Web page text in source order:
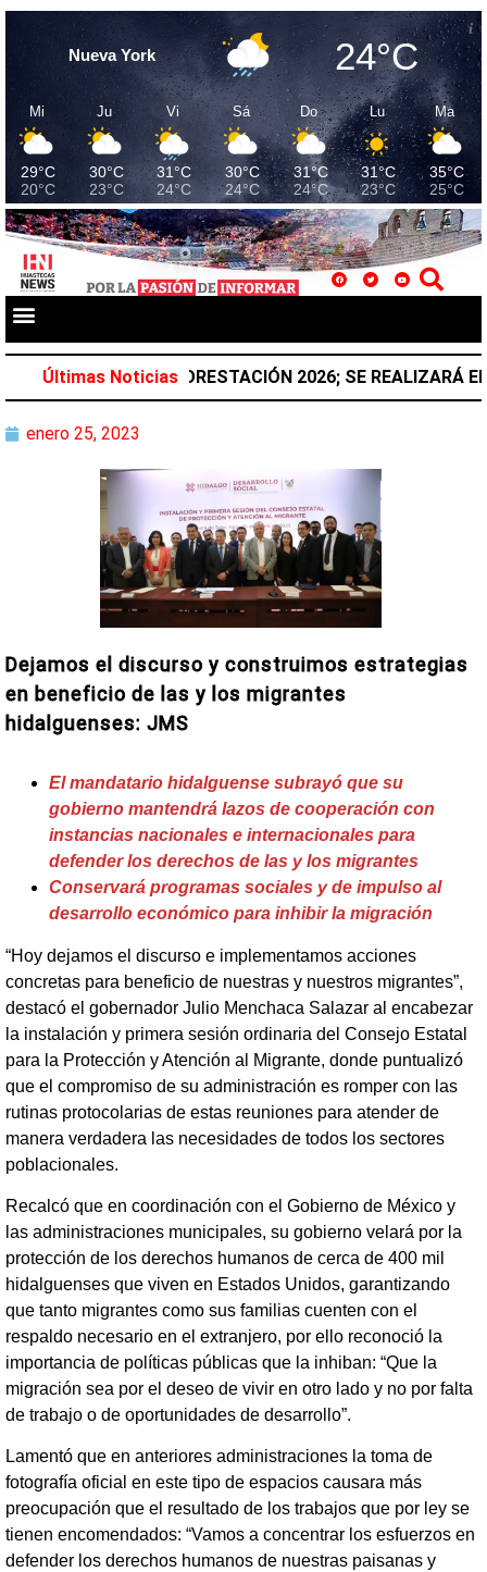
Nueva York 24°C
Mi
29°C
20°C
Ju
30°C
23°C
Vi
31°C
24°C
Sá
30°C
24°C
Do
31°C
24°C
Lu
31°C
23°C
Ma
35°C
25°C
Últimas Noticias
DE REFORESTACIÓN 2026; SE REALIZARÁ EL
enero 25, 2023
Dejamos el discurso y construimos estrategias
en beneficio de las y los migrantes
hidalguenses: JMS
El mandatario hidalguense subrayó que su
gobierno mantendrá lazos de cooperación con
instancias nacionales e internacionales para
defender los derechos de las y los migrantes
Conservará programas sociales y de impulso al
desarrollo económico para inhibir la migración
“Hoy dejamos el discurso e implementamos acciones
concretas para beneficio de nuestras y nuestros migrantes”,
destacó el gobernador Julio Menchaca Salazar al encabezar
la instalación y primera sesión ordinaria del Consejo Estatal
para la Protección y Atención al Migrante, donde puntualizó
que el compromiso de su administración es romper con las
rutinas protocolarias de estas reuniones para atender de
manera verdadera las necesidades de todos los sectores
poblacionales.
Recalcó que en coordinación con el Gobierno de México y
las administraciones municipales, su gobierno velará por la
protección de los derechos humanos de cerca de 400 mil
hidalguenses que viven en Estados Unidos, garantizando
que tanto migrantes como sus familias cuenten con el
respaldo necesario en el extranjero, por ello reconoció la
importancia de políticas públicas que la inhiban: “Que la
migración sea por el deseo de vivir en otro lado y no por falta
de trabajo o de oportunidades de desarrollo”.
Lamentó que en anteriores administraciones la toma de
fotografía oficial en este tipo de espacios causara más
preocupación que el resultado de los trabajos que por ley se
tienen encomendados: “Vamos a concentrar los esfuerzos en
defender los derechos humanos de nuestras paisanas y